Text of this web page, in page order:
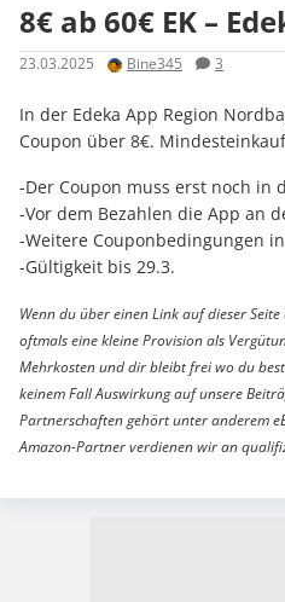
8€ ab 60€ EK –
23.03.2025 Bine345 3
In der Edeka App Region
Coupon über 8€.
-Der Coupon muss erst noch in
-Vor dem Bezahlen die App an
-Weitere Couponbedingungen
-Gültigkeit bis 29.3.
Wenn du über einen Link auf dieser
oftmals eine kleine Provision als
Mehrkosten und dir bleibt frei wo du
keinem Fall Auswirkung auf unsere
Partnerschaften gehört unter anderem
Amazon-Partner verdienen wir an